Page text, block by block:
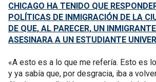
CHICAGO HA TENIDO QUE
POLÍTICAS DE INMIGRACIÓN DE LA
DE QUE, AL PARECER, UN
ASESINARA A UN ESTUDIANTE
«A esto es a lo que me refería. Esto es
y ya sabía que, por desgracia, iba a